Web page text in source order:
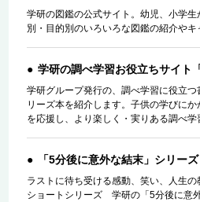
学研の図鑑の公式サイト。幼児、小学
別・目的別のいろいろな図鑑の紹介やキ
学研の調べ学習お役立ちサイト
学研グループ発行の、調べ学習に役立
リーズ本を紹介します。子供の学びに
を応援し、より楽しく・実りある調べ学
「5分後に意外な結末」シリーズ
ラストに待ち受ける感動、笑い、人生
ショートシリーズ 学研の「5分後に意